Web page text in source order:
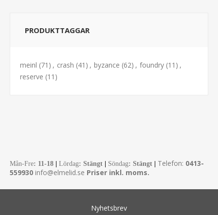
PRODUKTTAGGAR
meinl (71) , crash (41) , byzance (62) , foundry (11) ,
reserve (11)
Mån-Fre: 11-18 Lördag: Stängt Söndag: Stängt Telefon: 0413-
559930 info@elmelid.se Priser inkl. moms.
Nyhetsbrev